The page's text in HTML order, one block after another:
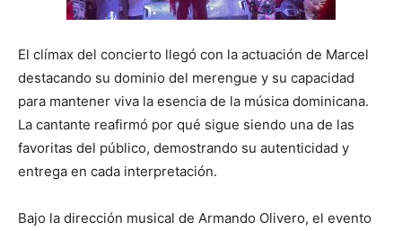
El clímax del concierto llegó con la actuación de Marcel
destacando su dominio del merengue y su capacidad
para mantener viva la esencia de la música dominicana.
La cantante reafirmó por qué sigue siendo una de las
favoritas del público, demostrando su autenticidad y
entrega en cada interpretación.
Bajo la dirección musical de Armando Olivero, el evento